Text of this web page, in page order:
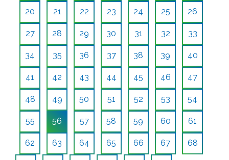
20 21 22 23 24 25 26
27 28 29 30 31 32 33
34 35 36 37 38 39 40
41 42 43 44 45 46 47
48 49 50 51 52 53 54
55 56 57 58 59 60 61
62 63 64 65 66 67 68